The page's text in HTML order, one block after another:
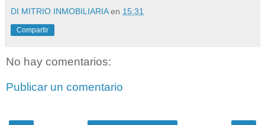
DI MITRIO INMOBILIARIA en 15:31
Compartir
No hay comentarios:
Publicar un comentario